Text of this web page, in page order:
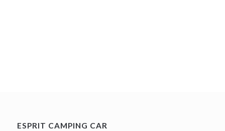
ESPRIT CAMPING CAR